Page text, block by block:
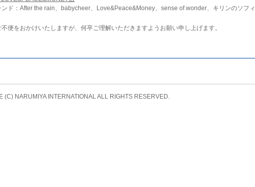
ンド：After the rain、babycheer、Love&Peace&Money、sense of wonder、キリンのソフィ
便をおかけいたしますが、何卒ご理解いただきますようお願い申し上げます。